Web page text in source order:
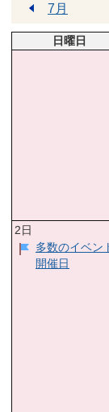
7月
日曜日
2日
多数のイベン
開催日